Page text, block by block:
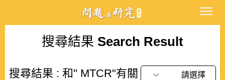
搜尋結果 Search Result
搜尋結果 : 和" MTCR"有關
請選擇